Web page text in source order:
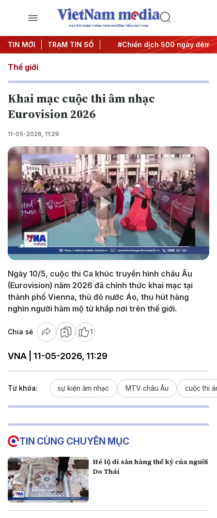
CHUYÊN TRANG THÔNG TIN ĐA PHƯƠNG TIỆN CỦA TTXVN
TIN MỚI TRẠM TIN SỐ
quyết thành hành động #Chiến dịch 500 ngày đêm
Thế giới
Khai mạc cuộc thi âm nhạc
Eurovision 2026
11-05-2026, 11:29
Play
Video
Ngày 10/5, cuộc thi Ca khúc truyền hình châu Âu
(Eurovision) năm 2026 đã chính thức khai mạc tại
thành phố Vienna, thủ đô nước Áo, thu hút hàng
nghìn người hâm mộ từ khắp nơi trên thế giới.
Chia sẻ 1
VNA | 11-05-2026, 11:29
Từ khóa: sự kiện âm nhạc MTV châu Âu cuộc thi
TIN CÙNG CHUYÊN MỤC
Hé lộ di sản hàng thế kỷ của người
Do Thái